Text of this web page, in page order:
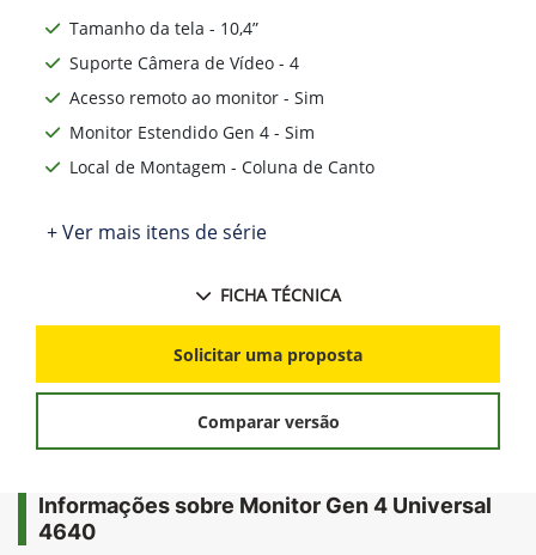
Tamanho da tela - 10,4”
Suporte Câmera de Vídeo - 4
Acesso remoto ao monitor - Sim
Monitor Estendido Gen 4 - Sim
Local de Montagem - Coluna de Canto
+ Ver mais itens de série
FICHA TÉCNICA
Solicitar uma proposta
Comparar versão
Informações sobre Monitor Gen 4 Universal
4640